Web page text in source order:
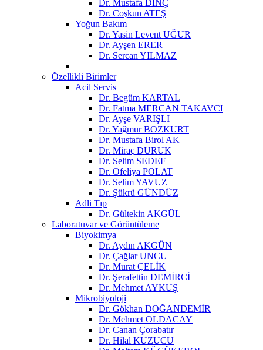
Dr. Mustafa DİNÇ
Dr. Coşkun ATEŞ
Yoğun Bakım
Dr. Yasin Levent UĞUR
Dr. Ayşen ERER
Dr. Sercan YILMAZ
Özellikli Birimler
Acil Servis
Dr. Begüm KARTAL
Dr. Fatma MERCAN TAKAVCI
Dr. Ayşe VARIŞLI
Dr. Yağmur BOZKURT
Dr. Mustafa Birol AK
Dr. Miraç DURUK
Dr. Selim SEDEF
Dr. Ofeliya POLAT
Dr. Selim YAVUZ
Dr. Şükrü GÜNDÜZ
Adli Tıp
Dr. Gültekin AKGÜL
Laboratuvar ve Görüntüleme
Biyokimya
Dr. Aydın AKGÜN
Dr. Çağlar UNCU
Dr. Murat ÇELİK
Dr. Şerafettin DEMİRCİ
Dr. Mehmet AYKUŞ
Mikrobiyoloji
Dr. Gökhan DOĞANDEMİR
Dr. Mehmet OLDACAY
Dr. Canan Çorabatır
Dr. Hilal KUZUCU